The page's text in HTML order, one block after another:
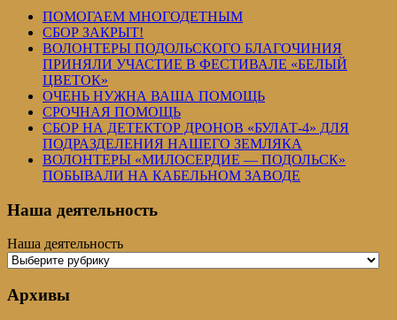
ПОМОГАЕМ МНОГОДЕТНЫМ
СБОР ЗАКРЫТ!
ВОЛОНТЕРЫ ПОДОЛЬСКОГО БЛАГОЧИНИЯ
ПРИНЯЛИ УЧАСТИЕ В ФЕСТИВАЛЕ «БЕЛЫЙ
ЦВЕТОК»
ОЧЕНЬ НУЖНА ВАША ПОМОЩЬ
СРОЧНАЯ ПОМОЩЬ
СБОР НА ДЕТЕКТОР ДРОНОВ «БУЛАТ-4» ДЛЯ
ПОДРАЗДЕЛЕНИЯ НАШЕГО ЗЕМЛЯКА
ВОЛОНТЕРЫ «МИЛОСЕРДИЕ — ПОДОЛЬСК»
ПОБЫВАЛИ НА КАБЕЛЬНОМ ЗАВОДЕ
Наша деятельность
Наша деятельность
Архивы